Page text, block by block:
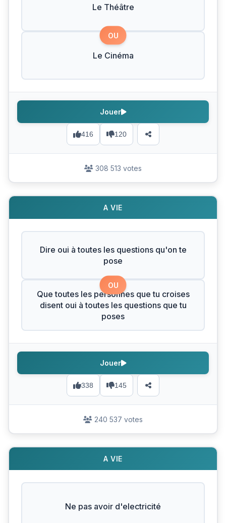
Le Théâtre
OU
Le Cinéma
416 120
Jouer
308 513 votes
A VIE
Dire oui à toutes les questions qu'on te
pose
OU
Que toutes les personnes que tu croises
disent oui à toutes les questions que tu
poses
338 145
Jouer
240 537 votes
A VIE
Ne pas avoir d'electricité